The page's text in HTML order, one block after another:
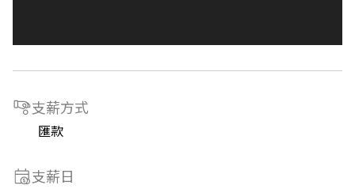
支薪方式
匯款
支薪日